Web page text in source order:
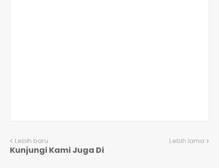
Lebih baru Lebih lama
Kunjungi Kami Juga Di